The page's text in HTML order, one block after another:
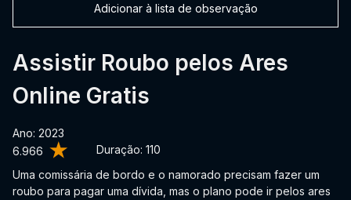
6.966 Duração: 110
Assistir Roubo pelos Ares
Online Gratis
Ano: 2023
Uma comissária de bordo e o namorado precisam fazer um
roubo para pagar uma dívida, mas o plano pode ir pelos ares
Adicionar à lista de observação